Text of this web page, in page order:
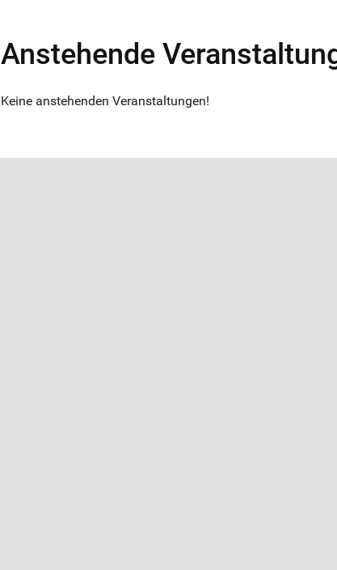
Anstehende
Keine anstehenden Veranstaltungen!